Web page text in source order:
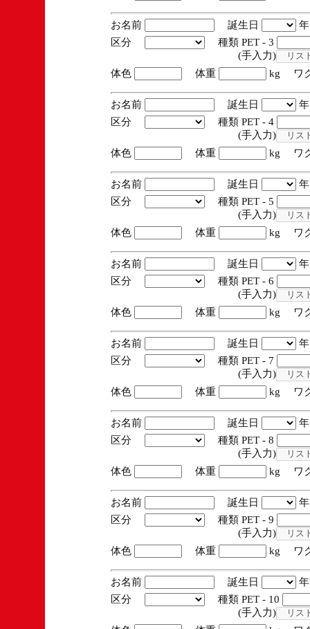
お名前 誕生日
区分
種類 PET - 3
(手入力)
体色
体重 kg ワ
お名前 誕生日
区分
種類 PET - 4
(手入力)
体色
体重 kg ワ
お名前 誕生日
区分
種類 PET - 5
(手入力)
体色
体重 kg ワ
お名前 誕生日
区分
種類 PET - 6
(手入力)
体色
体重 kg ワ
お名前 誕生日
区分
種類 PET - 7
(手入力)
体色
体重 kg ワ
お名前 誕生日
区分
種類 PET - 8
(手入力)
体色
体重 kg ワ
お名前 誕生日
区分
種類 PET - 9
(手入力)
体色
体重 kg ワ
お名前 誕生日
区分
種類 PET - 10
(手入力)